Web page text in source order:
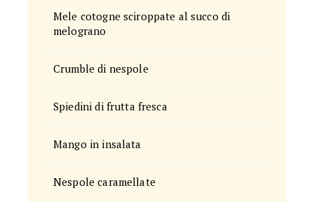
Mele cotogne sciroppate al succo di
melograno
Crumble di nespole
Spiedini di frutta fresca
Mango in insalata
Nespole caramellate